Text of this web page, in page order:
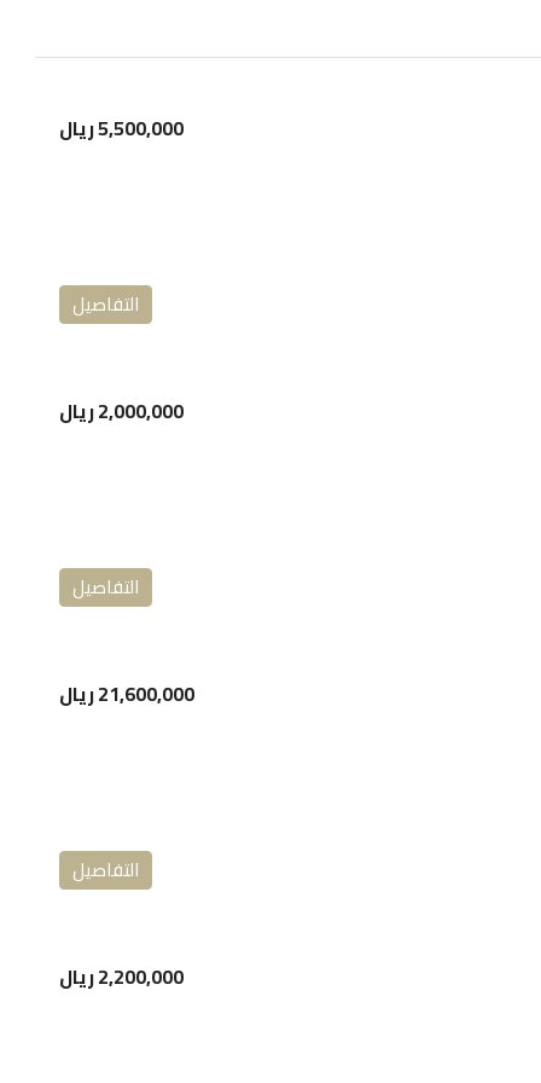
5,500,000 ريال
التفاصيل
2,000,000 ريال
التفاصيل
21,600,000 ريال
التفاصيل
2,200,000 ريال